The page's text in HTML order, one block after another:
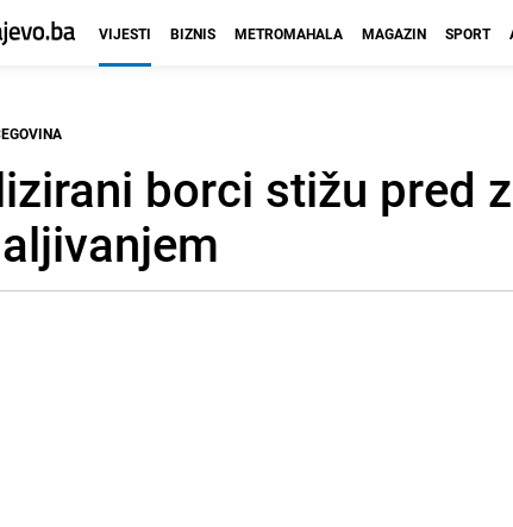
VIJESTI BIZNIS METROMAHALA MAGAZIN SPORT
borci stižu pred